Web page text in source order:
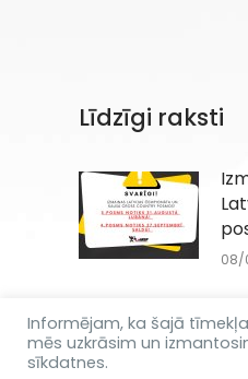
Līdzīgi raksti
08/
Informējam, ka šajā
mēs uzkrāsim un
sīkdatnes.